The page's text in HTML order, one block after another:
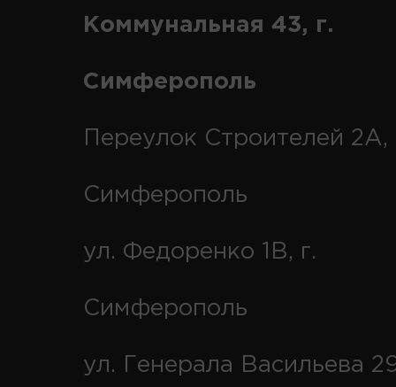
Коммунальная 43, г.
Симферополь
Переулок Строителей 2А,
Симферополь
ул. Федоренко 1В, г.
Симферополь
ул. Генерала Васильева